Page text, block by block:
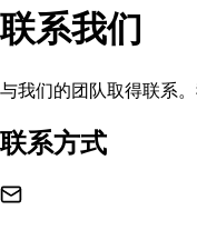
联系我们
与我们的团队取得联系
联系方式